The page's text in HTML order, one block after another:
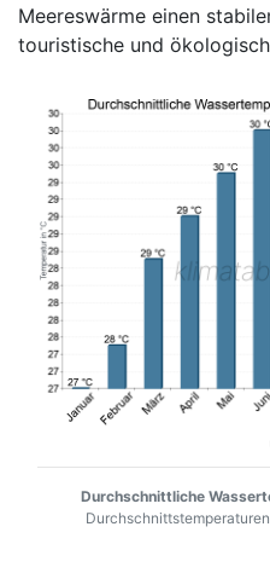
Meereswärme einen
touristische und
Durchschnittliche